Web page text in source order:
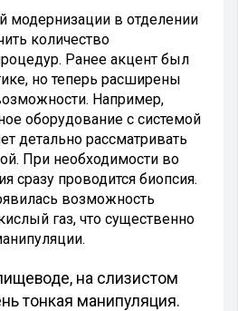
модернизации в отделении
количество
Ранее акцент был
но теперь расширены
Например,
оборудование с системой
детально рассматривать
При необходимости во
сразу проводится биопсия.
возможность
газ, что существенно
на слизистом
тонкая манипуляция.